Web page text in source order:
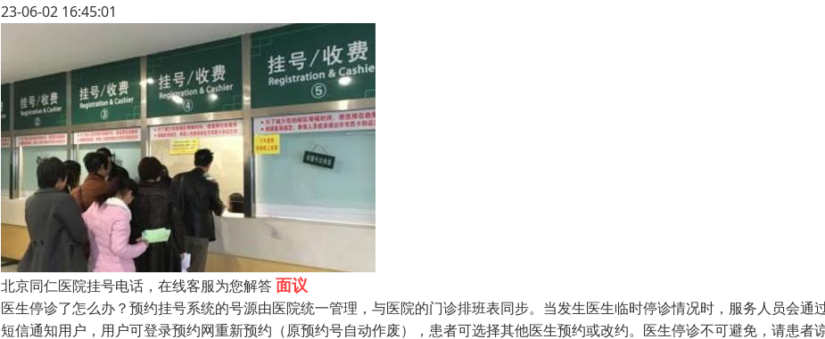
23-06-02 16:45:01
北京同仁医院挂号电话，在线客服为您解答面议
医生停诊了怎么办？预约挂号系统的号源由医院统一管理，与医院的门诊排班表同步。当发生医生临时停诊情况时，服务人员会通
短信通知用户，用户可登录预约网重新预约（原预约号自动作废），患者可选择其他医生预约或改约。医生停诊不可避免，请患者